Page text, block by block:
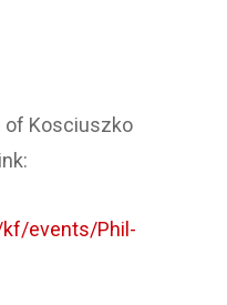
of Kosciuszko
events/Phil-